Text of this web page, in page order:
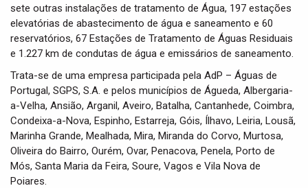
sete outras instalações de tratamento de Água, 197 estações
elevatórias de abastecimento de água e saneamento e 60
reservatórios, 67 Estações de Tratamento de Águas Residuais
e 1.227 km de condutas de água e emissários de saneamento.
Trata-se de uma empresa participada pela AdP – Águas de
Portugal, SGPS, S.A. e pelos municípios de Águeda, Albergaria-
a-Velha, Ansião, Arganil, Aveiro, Batalha, Cantanhede, Coimbra,
Condeixa-a-Nova, Espinho, Estarreja, Góis, Ílhavo, Leiria, Lousã,
Marinha Grande, Mealhada, Mira, Miranda do Corvo, Murtosa,
Oliveira do Bairro, Ourém, Ovar, Penacova, Penela, Porto de
Mós, Santa Maria da Feira, Soure, Vagos e Vila Nova de
Poiares.